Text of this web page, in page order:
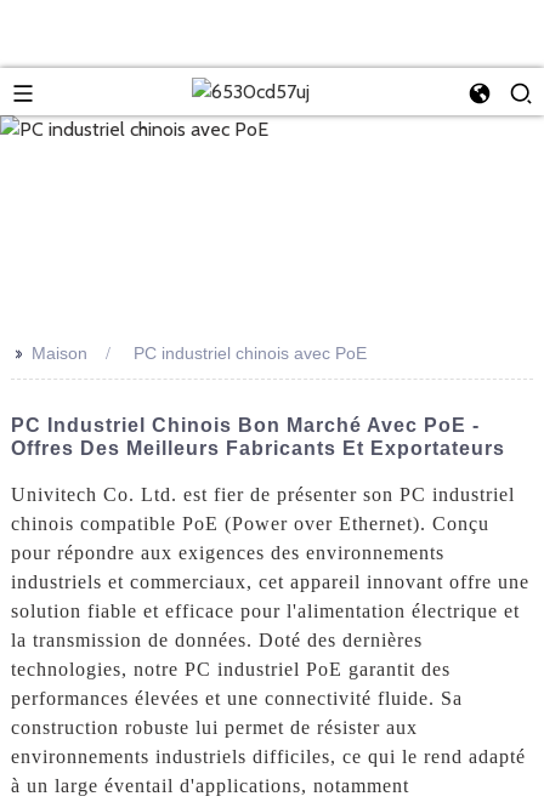
>> Maison PC industriel chinois avec PoE
PC Industriel Chinois Bon Marché Avec PoE -
Offres Des Meilleurs Fabricants Et Exportateurs
Univitech Co. Ltd. est fier de présenter son PC industriel
chinois compatible PoE (Power over Ethernet). Conçu
pour répondre aux exigences des environnements
industriels et commerciaux, cet appareil innovant offre une
solution fiable et efficace pour l'alimentation électrique et
la transmission de données. Doté des dernières
technologies, notre PC industriel PoE garantit des
performances élevées et une connectivité fluide. Sa
construction robuste lui permet de résister aux
environnements industriels difficiles, ce qui le rend adapté
à un large éventail d'applications, notamment